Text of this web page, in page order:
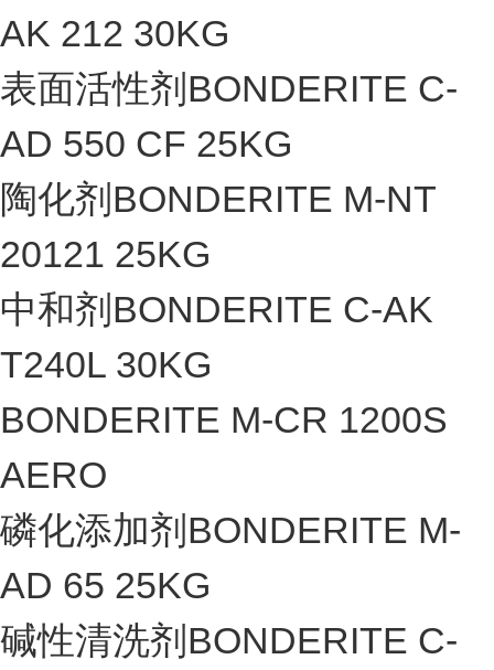
AK 212 30KG
表面活性剂BONDERITE C-
AD 550 CF 25KG
陶化剂BONDERITE M-NT
20121 25KG
中和剂BONDERITE C-AK
T240L 30KG
BONDERITE M-CR 1200S
AERO
磷化添加剂BONDERITE M-
AD 65 25KG
碱性清洗剂BONDERITE C-